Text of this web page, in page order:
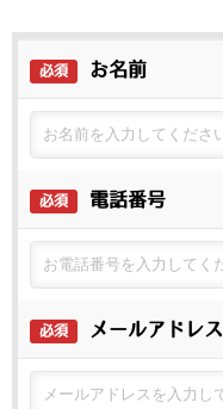
必須 お名前
必須 電話番号
必須 メールアドレス